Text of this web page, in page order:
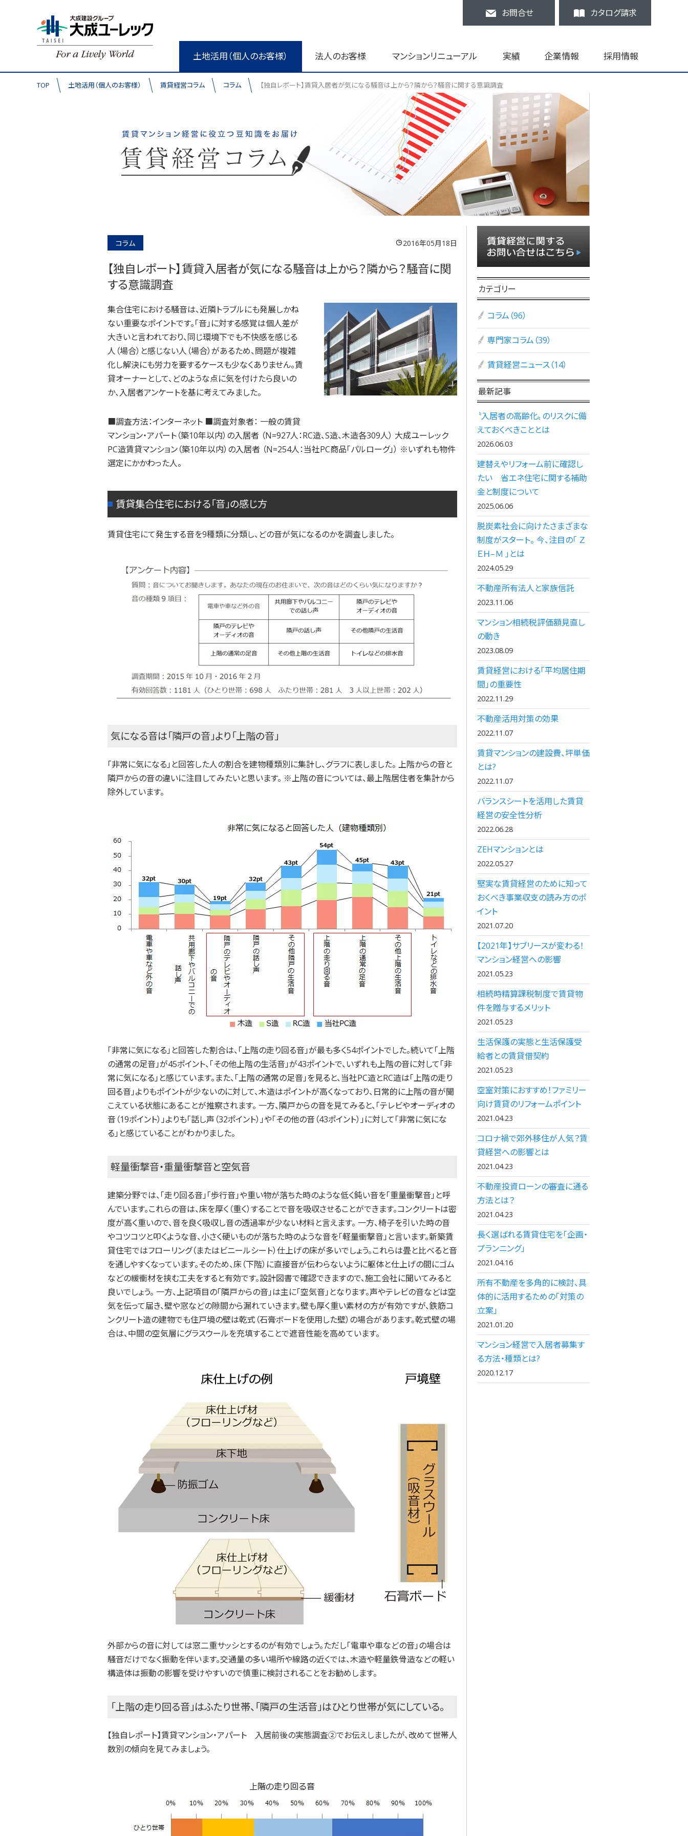
お問合せ カタログ請求
土地活用（個人のお客様） 法人のお客様 マンションリニューアル 実績 企業情報 採用情報
TOP 土地活用（個人のお客様） 賃貸経営コラム コラム 【独自レポート】賃貸入居者が気になる騒音は上から？隣から？騒音に関する意識調査
コラム 2016年05月18日
【独自レポート】賃貸入居者が気になる騒音は上から？隣から？騒音に関
する意識調査
集合住宅における騒音は、近隣トラブルにも発展しかね
ない重要なポイントです。「音」に対する感覚は個人差が
大きいと言われており、同じ環境下でも不快感を感じる
人（場合）と感じない人（場合）があるため、問題が複雑
化し解決にも労力を要するケースも少なくありません。賃
貸オーナーとして、どのような点に気を付けたら良いの
か、入居者アンケートを基に考えてみました。
■調査方法：インターネット ■調査対象者： 一般の賃貸
マンション・アパート（築10年以内）の入居者 （N=927人：RC造、S造、木造各309人） 大成ユーレック
PC造賃貸マンション（築10年以内）の入居者 （N=254人：当社PC商品「パルローグ」） ※いずれも物件
選定にかかわった人。
賃貸集合住宅における「音」の感じ方
賃貸住宅にて発生する音を9種類に分類し、どの音が気になるのかを調査しました。
気になる音は「隣戸の音」より「上階の音」
「非常に気になる」と回答した人の割合を建物種類別に集計し、グラフに表しました。 上階からの音と
隣戸からの音の違いに注目してみたいと思います。 ※上階の音については、最上階居住者を集計から
除外しています。
「非常に気になる」と回答した割合は、「上階の走り回る音」が最も多く54ポイントでした。続いて「上階
の通常の足音」が45ポイント、「その他上階の生活音」が43ポイントで、いずれも上階の音に対して「非
常に気になる」と感じています。また、「上階の通常の足音」を見ると、当社PC造とRC造は「上階の走り
回る音」よりもポイントが少ないのに対して、木造はポイントが高くなっており、日常的に上階の音が聞
こえている状態にあることが推察されます。 一方、隣戸からの音を見てみると、「テレビやオーディオの
音（19ポイント）」よりも「話し声（32ポイント）」や「その他の音（43ポイント）」に対して「非常に気にな
る」と感じていることがわかりました。
軽量衝撃音・重量衝撃音と空気音
建築分野では、「走り回る音」「歩行音」や重い物が落ちた時のような低く鈍い音を「重量衝撃音」と呼
んでいます。これらの音は、床を厚く（重く）することで音を吸収させることができます。コンクリートは密
度が高く重いので、音を良く吸収し音の透過率が少ない材料と言えます。 一方、椅子を引いた時の音
やコツコツと叩くような音、小さく硬いものが落ちた時のような音を「軽量衝撃音」と言います。新築賃
貸住宅ではフローリング（またはビニールシート）仕上げの床が多いでしょう。これらは畳と比べると音
を通しやすくなっています。そのため、床（下階）に直接音が伝わらないように躯体と仕上げの間にゴム
などの緩衝材を挟む工夫をすると有効です。設計図書で確認できますので、施工会社に聞いてみると
良いでしょう。 一方、上記項目の「隣戸からの音」は主に「空気音」となります。声やテレビの音などは空
気を伝って届き、壁や窓などの隙間から漏れていきます。壁も厚く重い素材の方が有効ですが、鉄筋コ
ンクリート造の建物でも住戸境の壁は乾式（石膏ボードを使用した壁）の場合があります。乾式壁の場
合は、中間の空気層にグラスウールを充填することで遮音性能を高めています。
外部からの音に対しては窓二重サッシとするのが有効でしょう。ただし「電車や車などの音」の場合は
騒音だけでなく振動を伴います。交通量の多い場所や線路の近くでは、木造や軽量鉄骨造などの軽い
構造体は振動の影響を受けやすいので慎重に検討されることをお勧めします。
「上階の走り回る音」はふたり世帯、「隣戸の生活音」はひとり世帯が気にしている。
【独自レポート】賃貸マンション・アパート 入居前後の実態調査②でお伝えしましたが、改めて世帯人
数別の傾向を見てみましょう。
カテゴリー
コラム（96）
専門家コラム（39）
賃貸経営ニュース（14）
最新記事
〝入居者の高齢化〟のリスクに備
えておくべきこととは
2026.06.03
建替えやリフォーム前に確認し
たい 省エネ住宅に関する補助
金と制度について
2025.06.06
脱炭素社会に向けたさまざまな
制度がスタート。 今、注目の「 Ｚ
ＥＨ‒Ｍ 」とは
2024.05.29
不動産所有法人と家族信託
2023.11.06
マンション相続税評価額見直し
の動き
2023.08.09
賃貸経営における「平均居住期
間」の重要性
2022.11.29
不動産活用対策の効果
2022.11.07
賃貸マンションの建設費、坪単価
とは?
2022.11.07
バランスシートを活用した賃貸
経営の安全性分析
2022.06.28
ZEHマンションとは
2022.05.27
堅実な賃貸経営のために知って
おくべき事業収支の読み方のポ
イント
2021.07.20
【2021年】サブリースが変わる！
マンション経営への影響
2021.05.23
相続時精算課税制度で賃貸物
件を贈与するメリット
2021.05.23
生活保護の実態と生活保護受
給者との賃貸借契約
2021.05.23
空室対策におすすめ！ファミリー
向け賃貸のリフォームポイント
2021.04.23
コロナ禍で郊外移住が人気？賃
貸経営への影響とは
2021.04.23
不動産投資ローンの審査に通る
方法とは？
2021.04.23
長く選ばれる賃貸住宅を「企画・
プランニング」
2021.04.16
所有不動産を多角的に検討、具
体的に活用するための「対策の
立案」
2021.01.20
マンション経営で入居者募集す
る方法・種類とは?
2020.12.17